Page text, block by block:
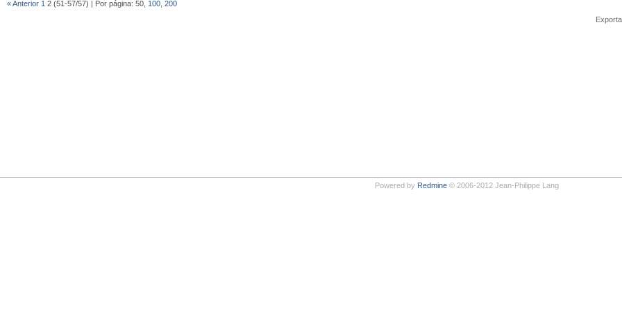
« Anterior 1 2 (51-57/57) | Por página: 50, 100 200
Powered by Redmine© 2006-2012 Jean-Philippe Lang